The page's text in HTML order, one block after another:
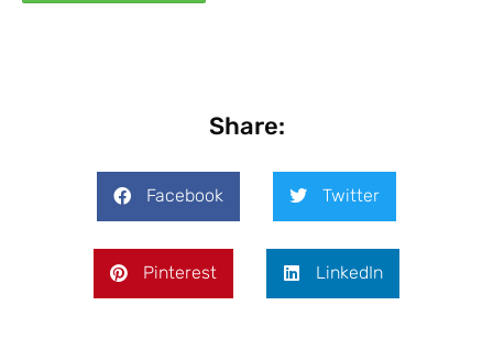
Share:
Facebook Twitter
Pinterest LinkedIn